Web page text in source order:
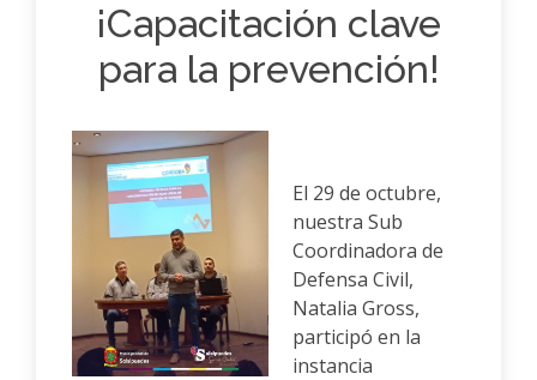
¡Capacitación clave
para la prevención!
El 29 de octubre,
nuestra Sub
Coordinadora de
Defensa Civil,
Natalia Gross,
participó en la
instancia